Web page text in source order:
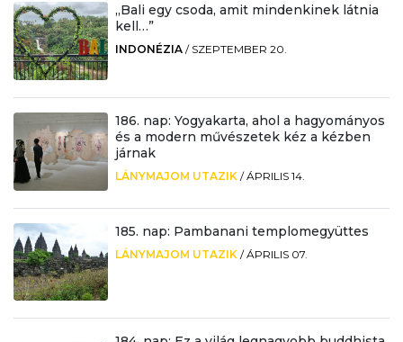
„Bali egy csoda, amit mindenkinek látnia
kell…”
INDONÉZIA / SZEPTEMBER 20.
186. nap: Yogyakarta, ahol a hagyományos
és a modern művészetek kéz a kézben
járnak
LÁNYMAJOM UTAZIK /ÁPRILIS 14.
185. nap: Pambanani templomegyüttes
LÁNYMAJOM UTAZIK /ÁPRILIS 07.